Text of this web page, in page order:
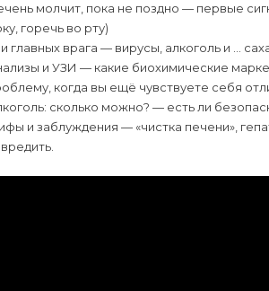
молчит, пока не поздно — первые
горечь во рту)
главных врага — вирусы, алкоголь и …
и УЗИ — какие биохимические
когда вы ещё чувствуете себя
сколько можно? — есть ли
и заблуждения — «чистка печени»,